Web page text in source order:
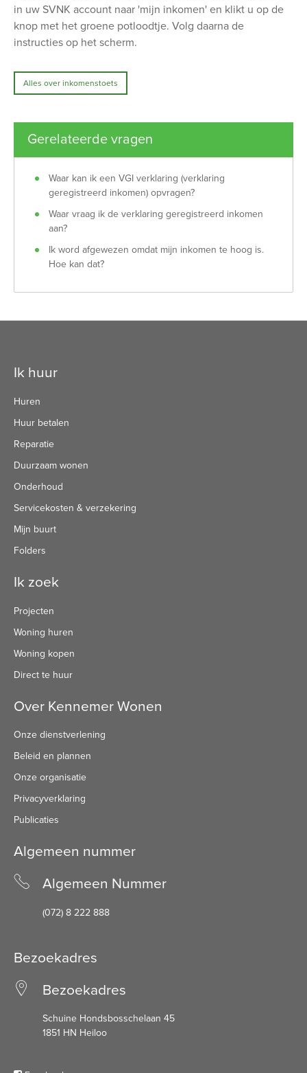
in uw SVNK account naar 'mijn inkomen' en klikt u op de
knop met het groene potloodtje. Volg daarna de
instructies op het scherm.
Alles over inkomenstoets
Gerelateerde vragen
Waar kan ik een VGI verklaring (verklaring
geregistreerd inkomen) opvragen?
Waar vraag ik de verklaring geregistreerd inkomen
aan?
Ik word afgewezen omdat mijn inkomen te hoog is.
Hoe kan dat?
Contactinformatie
Ik huur
Huren
Huur betalen
Reparatie
Duurzaam wonen
Onderhoud
Servicekosten & verzekering
Mijn buurt
Folders
Ik zoek
Projecten
Woning huren
Woning kopen
Direct te huur
Over Kennemer Wonen
Onze dienstverlening
Beleid en plannen
Onze organisatie
Privacyverklaring
Publicaties
Algemeen nummer
Algemeen Nummer
(072) 8 222 888
Bezoekadres
Bezoekadres
Schuine Hondsbosschelaan 45
1851 HN Heiloo